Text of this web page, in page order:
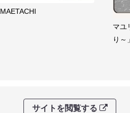
マユ
り～」
サイトを閲覧する